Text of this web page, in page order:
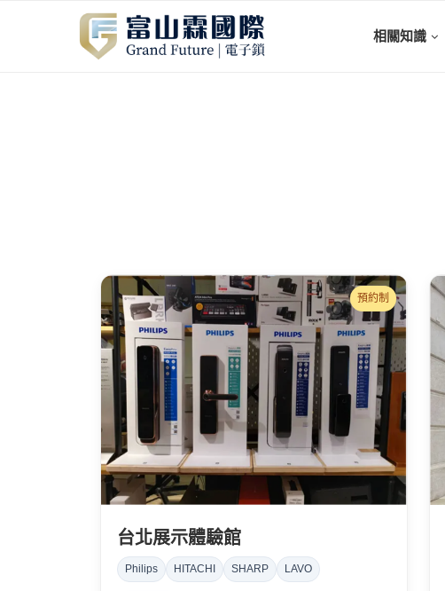
相關知識
預約制
台北展示體驗館
Philips HITACHI SHARP LAVO